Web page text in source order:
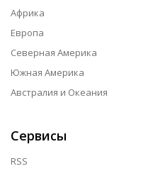
Африка
Европа
Северная Америка
Южная Америка
Австралия и Океания
Сервисы
RSS